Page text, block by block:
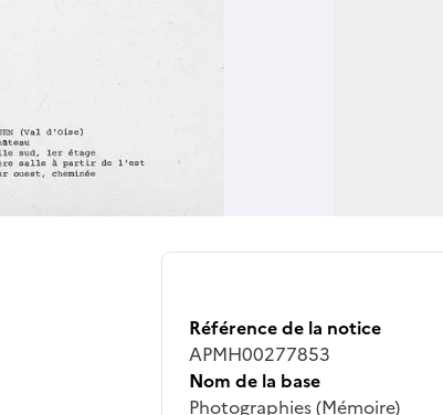
Référence de la notice
APMH00277853
Nom de la base
Photographies (Mémoire)